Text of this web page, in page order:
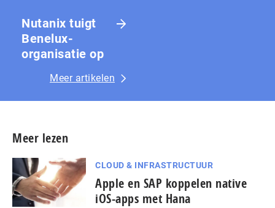
Nutanix tuigt
Benelux-
organisatie op
Meer artikelen
Meer lezen
CLOUD & INFRASTRUCTUUR
Apple en SAP koppelen native
iOS-apps met Hana